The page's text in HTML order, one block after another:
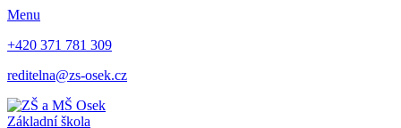
Menu
+420 371 781 309
reditelna@zs-osek.cz
Základní škola